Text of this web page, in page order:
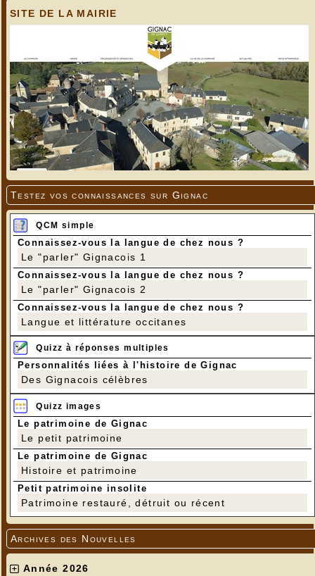
SITE DE LA MAIRIE
Testez vos connaissances sur Gignac
QCM simple
Connaissez-vous la langue de chez nous ?
Le "parler" Gignacois 1
Connaissez-vous la langue de chez nous ?
Le "parler" Gignacois 2
Connaissez-vous la langue de chez nous ?
Langue et littérature occitanes
Quizz à réponses multiples
Personnalités liées à l'histoire de Gignac
Des Gignacois célèbres
Quizz images
Le patrimoine de Gignac
Le petit patrimoine
Le patrimoine de Gignac
Histoire et patrimoine
Petit patrimoine insolite
Patrimoine restauré, détruit ou récent
Archives des Nouvelles
Année 2026